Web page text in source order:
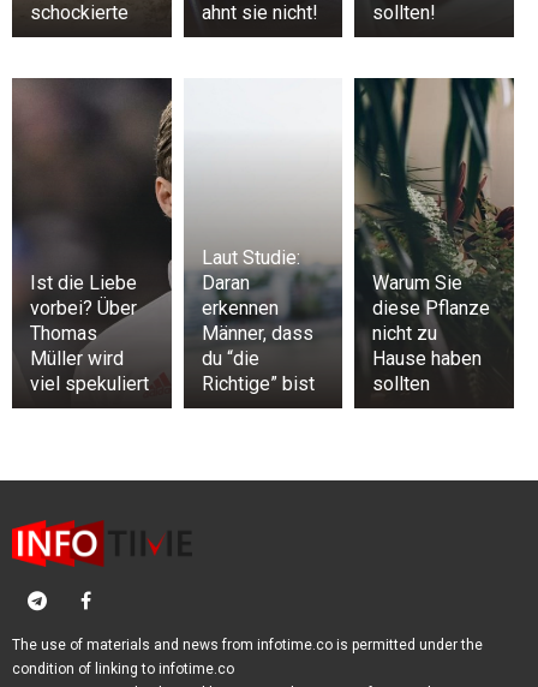
schockierte
ahnt sie nicht!
sollten!
Ist die Liebe
vorbei? Über
Thomas
Müller wird
viel spekuliert
Laut Studie:
Daran
erkennen
Männer, dass
du “die
Richtige” bist
Warum Sie
diese Pflanze
nicht zu
Hause haben
sollten
The use of materials and news from infotime.co is permitted under the
condition of linking to infotime.co